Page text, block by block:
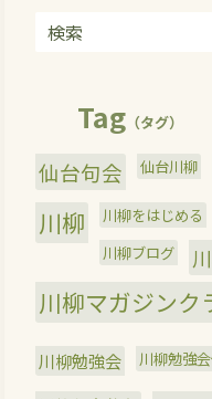
Tag（タグ）
仙台句会 仙台川柳
川柳 川柳をはじめる
川柳ブログ
川柳マガジンク
川柳勉強会 川柳勉強